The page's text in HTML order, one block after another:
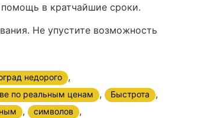
в кратчайшие сроки.
Не упустите возможность
недорого ,
по реальным ценам , Быстрота ,
, символов ,